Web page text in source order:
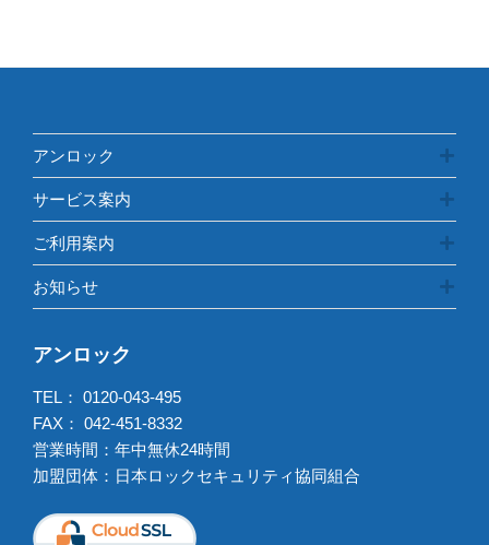
アンロック
サービス案内
ご利用案内
お知らせ
アンロック
TEL： 0120-043-495
FAX： 042-451-8332
営業時間：年中無休24時間
加盟団体：日本ロックセキュリティ協同組合